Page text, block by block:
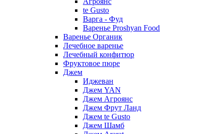
te Gusto
Варга - Фуд
Варенье Proshyan Food
Варенье Органик
Лечебное варенье
Лечебный конфитюр
Фруктовое пюре
Джем
Иджеван
Джем YAN
Джем Агроянс
Джем Фрут Ланд
Джем te Gusto
Джем Шамб